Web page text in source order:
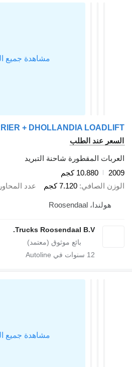
السعر عند الطلب
العربات المقطورة شاحنة التبريد
2009
10.880 كجم
الوزن الصافي 7.120 كجم عدد المحاور
هولندا، Roosendaal
Trucks Roosendaal B.V.
12 سنوات في Autoline